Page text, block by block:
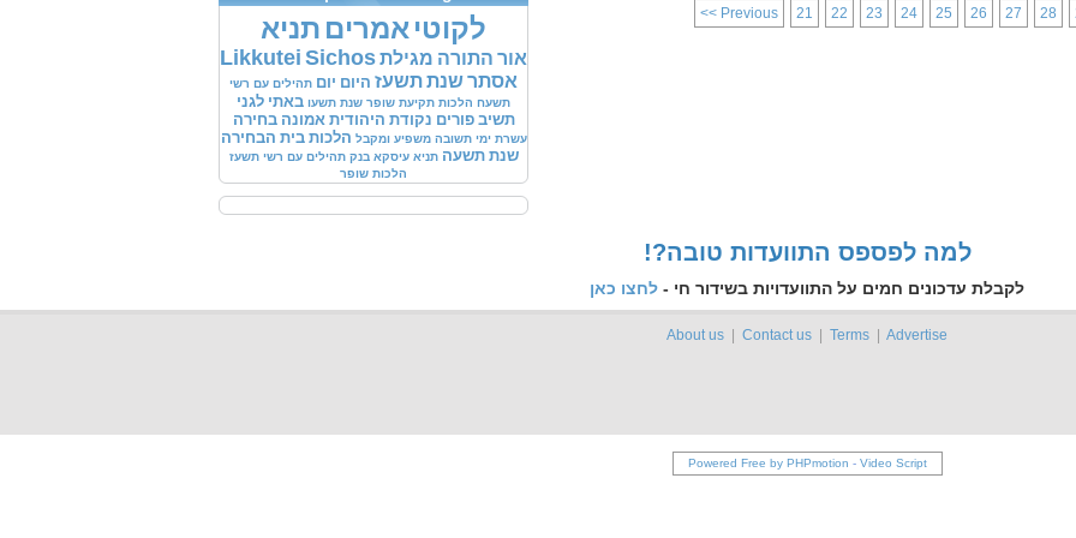
לקוטיאמרים תניא
Likkutei Sichos אור התורה מגילת
אסתרשנתתשעז היום יום תהילים עם רשי
תשעח הלכות תקיעת שופר שנת תשעו באתי לגני
תשיב פורים נקודת היהודית אמונה בחירה
עשרת ימי תשובה משפיע ומקבל הלכות בית הבחירה
שנת תשעה תניא עיסקא בנק תהילים עם רשי תשעז
הלכות שופר
<< Previous 21 22 23 24 25 26 27 28
!?למה לפספס התוועדות טובה
לקבלת עדכונים חמים על התוועדויות בשידור חי - לחצו כאן
About us Contact us Terms Advertise
Powered Free by PHPmotion - Video Script